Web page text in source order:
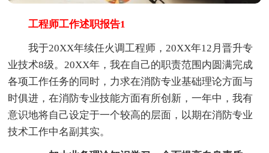
工程师工作述职报告1
我于20XX年续任火调工程师，20XX年12月晋升专
业技术8级。20XX年，我在自己的职责范围内圆满完成
各项工作任务的同时，力求在消防专业基础理论方面与
时俱进，在消防专业技能方面有所创新，一年中，我有
意识地将自己设定于一个较高的层面，以期在消防专业
技术工作中名副其实。